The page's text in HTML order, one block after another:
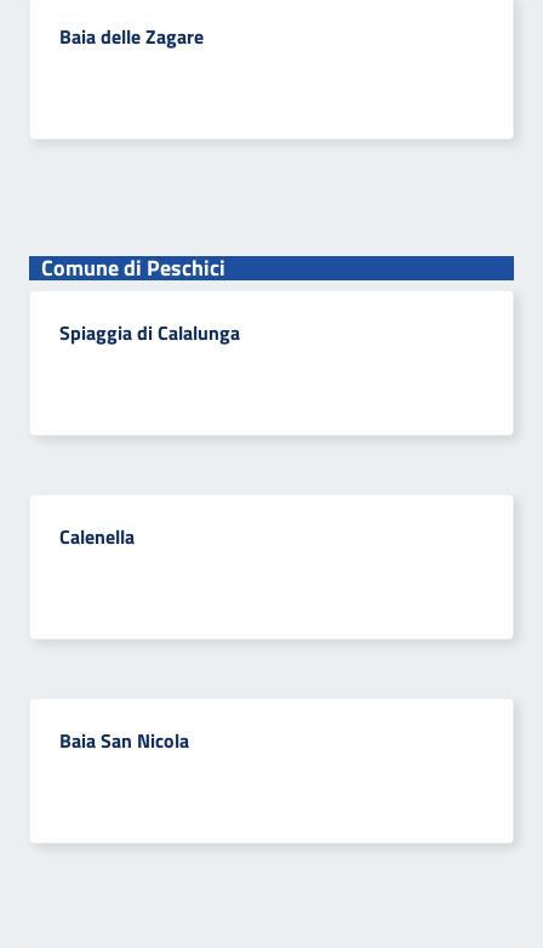
Baia delle Zagare
Comune di Peschici
Spiaggia di Calalunga
Calenella
Baia San Nicola